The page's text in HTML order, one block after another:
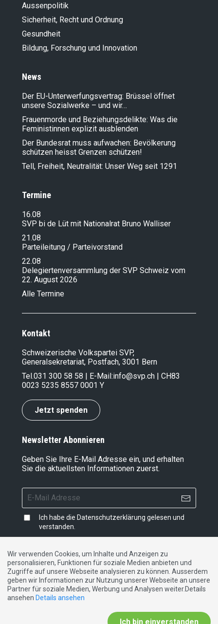
Aussenpolitik
Sicherheit, Recht und Ordnung
Gesundheit
Bildung, Forschung und Innovation
News
Der EU-Unterwerfungsvertrag: Brüssel öffnet
unsere Sozialwerke – und wir…
Frauenmorde und Beziehungsdelikte: Was die
Feministinnen explizit ausblenden
Der Bundesrat muss aufwachen: Bevölkerung
schützen heisst Grenzen schützen!
Tell, Freiheit, Neutralität: Unser Weg seit 1291
Termine
16.08
SVP bi de Lüt mit Nationalrat Bruno Walliser
21.08
Parteileitung / Parteivorstand
22.08
Delegiertenversammlung der SVP Schweiz vom
22. August 2026
Alle Termine
Kontakt
Schweizerische Volkspartei SVP,
Generalsekretariat, Postfach, 3001 Bern
Tel.031 300 58 58 | E-Mail:info@svp.ch | CH83
0023 5235 8557 0001 Y
Jetzt spenden
Newsletter Abonnieren
Geben Sie Ihre E-Mail Adresse ein, und erhalten
Sie die aktuellsten Informationen zuerst.
Ich habe die Datenschutzerklärung gelesen und
verstanden.
Impressum|Datenschutzerklärung|Kontakt
DE FR IT
Wir verwenden Cookies, um Inhalte und Anzeigen zu
personalisieren, Funktionen für soziale Medien anbieten und
Zugriffe auf unsere Webseite analysieren zu können. Ausserdem
geben wir Informationen zur Nutzung unserer Webseite an unsere
Partner für soziale Medien, Werbung und Analysen weiter.Details
ansehen Details ansehen
Ich bin einverstanden